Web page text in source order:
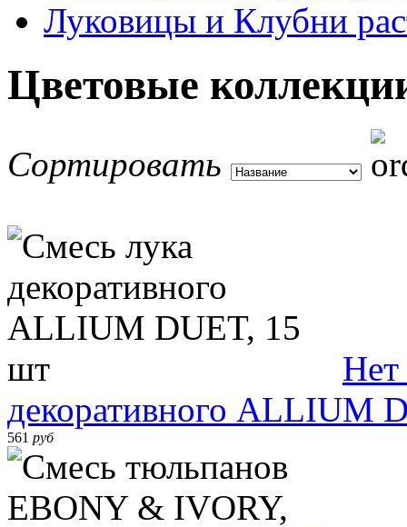
Луковицы и Клубни
Цветовые
Сортировать
Нет
декоративного ALLIUM
561 руб